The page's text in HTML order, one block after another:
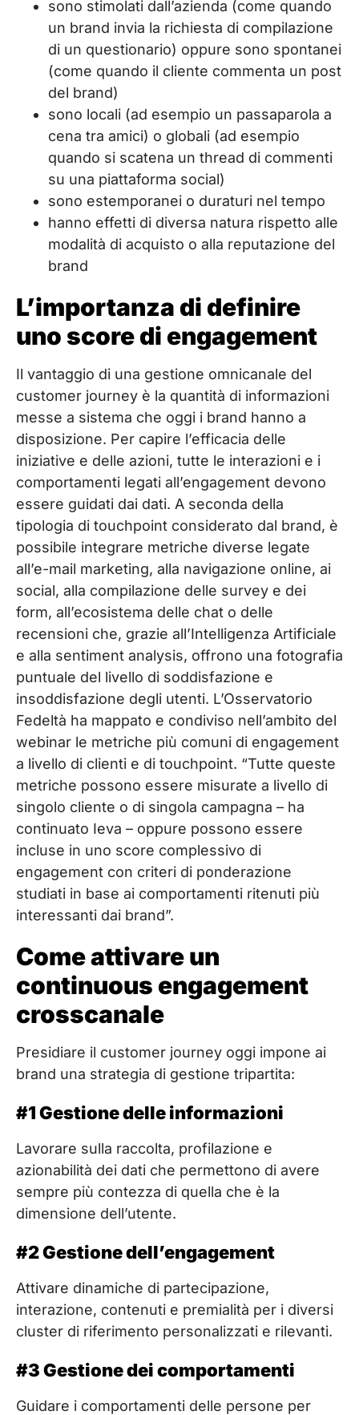
sono stimolati dall’azienda (come quando
un brand invia la richiesta di compilazione
di un questionario) oppure sono spontanei
(come quando il cliente commenta un post
del brand)
sono locali (ad esempio un passaparola a
cena tra amici) o globali (ad esempio
quando si scatena un thread di commenti
su una piattaforma social)
sono estemporanei o duraturi nel tempo
hanno effetti di diversa natura rispetto alle
modalità di acquisto o alla reputazione del
brand
L’importanza di definire
uno score di engagement
Il vantaggio di una gestione omnicanale del
customer journey è la quantità di informazioni
messe a sistema che oggi i brand hanno a
disposizione. Per capire l’efficacia delle
iniziative e delle azioni, tutte le interazioni e i
comportamenti legati all’engagement devono
essere guidati dai dati. A seconda della
tipologia di touchpoint considerato dal brand, è
possibile integrare metriche diverse legate
all’e-mail marketing, alla navigazione online, ai
social, alla compilazione delle survey e dei
form, all’ecosistema delle chat o delle
recensioni che, grazie all’Intelligenza Artificiale
e alla sentiment analysis, offrono una fotografia
puntuale del livello di soddisfazione e
insoddisfazione degli utenti. L’Osservatorio
Fedeltà ha mappato e condiviso nell’ambito del
webinar le metriche più comuni di engagement
a livello di clienti e di touchpoint. “Tutte queste
metriche possono essere misurate a livello di
singolo cliente o di singola campagna – ha
continuato Ieva – oppure possono essere
incluse in uno score complessivo di
engagement con criteri di ponderazione
studiati in base ai comportamenti ritenuti più
interessanti dai brand”.
Come attivare un
continuous engagement
crosscanale
Presidiare il customer journey oggi impone ai
brand una strategia di gestione tripartita:
#1 Gestione delle informazioni
Lavorare sulla raccolta, profilazione e
azionabilità dei dati che permettono di avere
sempre più contezza di quella che è la
dimensione dell’utente.
#2 Gestione dell’engagement
Attivare dinamiche di partecipazione,
interazione, contenuti e premialità per i diversi
cluster di riferimento personalizzati e rilevanti.
#3 Gestione dei comportamenti
Guidare i comportamenti delle persone per